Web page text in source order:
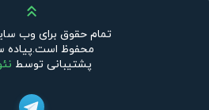
بالا
تمام حقوق برای وب
محفوظ است.پیاده
پشتیبانی توسط